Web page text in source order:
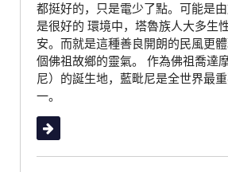
都挺好的，只是電少了點。可能是
是很好的 環境中，塔魯族人大多生
安。而就是這種善良開朗的民風更
個佛祖故鄉的靈氣。 作為佛祖喬達
尼）的誕生地，藍毗尼是全世界最
一。
Read More